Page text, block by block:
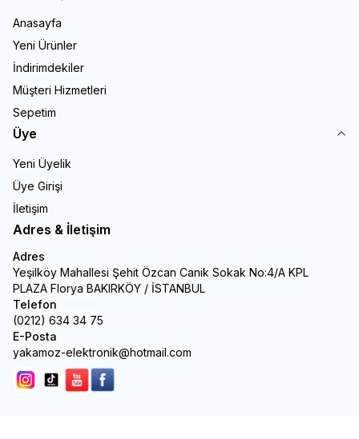
Anasayfa
Yeni Ürünler
İndirimdekiler
Müşteri Hizmetleri
Sepetim
Üye
Yeni Üyelik
Üye Girişi
İletişim
Adres & İletişim
Adres
Yeşilköy Mahallesi Şehit Özcan Canik Sokak No:4/A KPL
PLAZA Florya BAKIRKÖY / İSTANBUL
Telefon
(0212) 634 34 75
E-Posta
yakamoz-elektronik@hotmail.com
Instagram
Tik Tokyoutubefacebook